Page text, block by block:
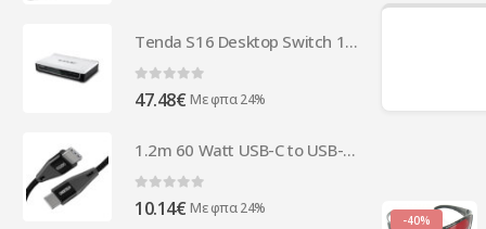
-40%
Tenda S16 Desktop Switch 16-port 10/100M ( 63214 )
0out of 5
47.48€ Με φπα 24%
1.2m 60 Watt USB-C to USB-C charging cable - PD
0 out of 5
10.14€ Με φπα 24%